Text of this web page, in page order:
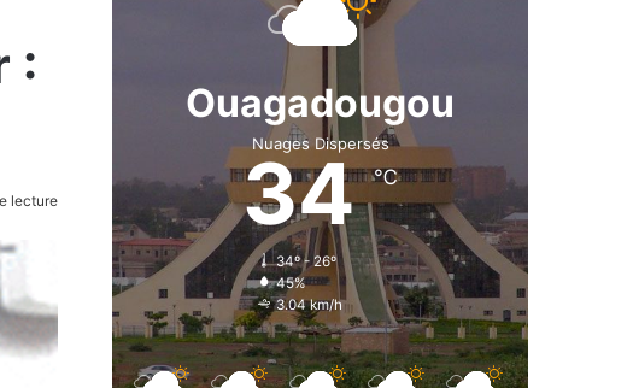
:
lecture
Ouagadougou
Nuages Dispersés
34℃
34º - 26º
45%
3.04 km/h